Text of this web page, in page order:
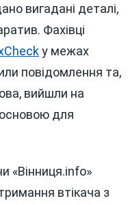
вигадані деталі,
Фахівці
у межах
повідомлення та,
вийшли на
для
«Вінниця.info»
втікача з